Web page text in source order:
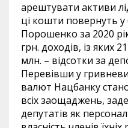
арештувати активи
ці кошти повернуть
Порошенко за 2020
грн. доходів, із яких
млн. – відсотки за
Перевівши у
валют Нацбанку
всіх заощаджень,
депутатів як